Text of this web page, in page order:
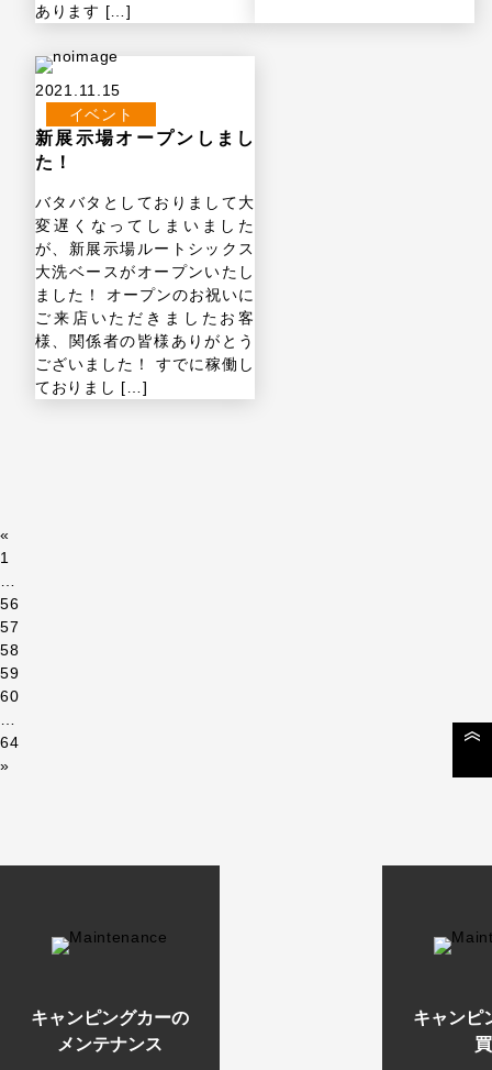
あります […]
2021.11.15
イベント
新展示場オープンしまし
た！
バタバタとしておりまして大
変遅くなってしまいました
が、新展示場ルートシックス
大洗ベースがオープンいたし
ました！ オープンのお祝いに
ご来店いただきましたお客
様、関係者の皆様ありがとう
ございました！ すでに稼働し
ておりまし […]
«
1
56
57
58
59
60
64
»
キャンピングカーの
メンテナンス
キャンピ